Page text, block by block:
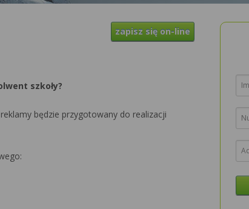
zapisz się on-line
szkoły?
będzie przygotowany do realizacji